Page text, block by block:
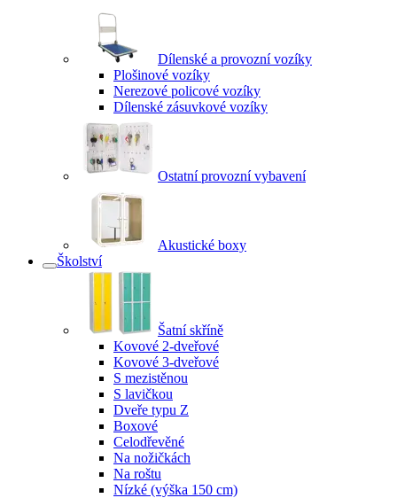
Dílenské a provozní vozíky
Plošinové vozíky
Nerezové policové vozíky
Dílenské zásuvkové vozíky
Ostatní provozní vybavení
Akustické boxy
Školství
Šatní skříně
Kovové 2-dveřové
Kovové 3-dveřové
S mezistěnou
S lavičkou
Dveře typu Z
Boxové
Celodřevěné
Na nožičkách
Na roštu
Nízké (výška 150 cm)